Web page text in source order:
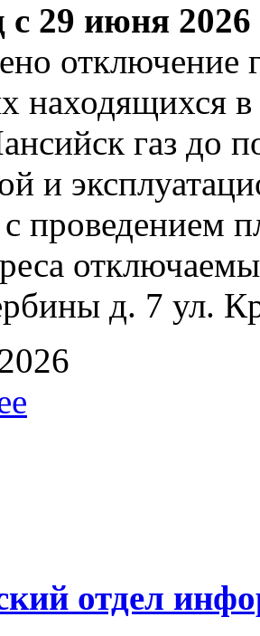
с 29 июня
отключение
находящихся
газ до
и
с проведением
д. 7 ул.
отдел